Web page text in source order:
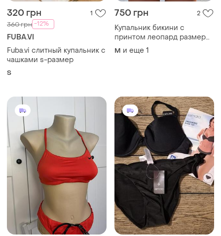
320 грн 1
360 грн -12%
FUBA.VI
Fuba.vi слитный купальник с
чашками s-размер
S
750 грн 2
Купальник бикини с
принтом леопард размер
m/l
M и еще 1